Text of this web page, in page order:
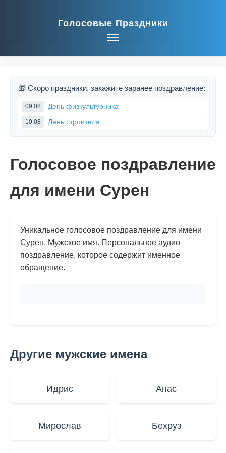
Голосовые Праздники
🎁 Скоро праздники, закажите заранее поздравление:
09.08 День физкультурника
10.08 День строителя
Голосовое поздравление
для имени Сурен
Уникальное голосовое поздравление для имени
Сурен. Мужское имя. Персональное аудио
поздравление, которое содержит именное
обращение.
Другие мужские имена
Идрис Анас
Мирослав Бехруз